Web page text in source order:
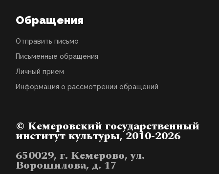
Обращения
Отправить письмо
Письменные обращения
Личный прием
Информация о рассмотрении обращений
© Кемеровский государственный
институт культуры, 2010-2026
650029, г. Кемерово, ул.
Ворошилова, д. 17